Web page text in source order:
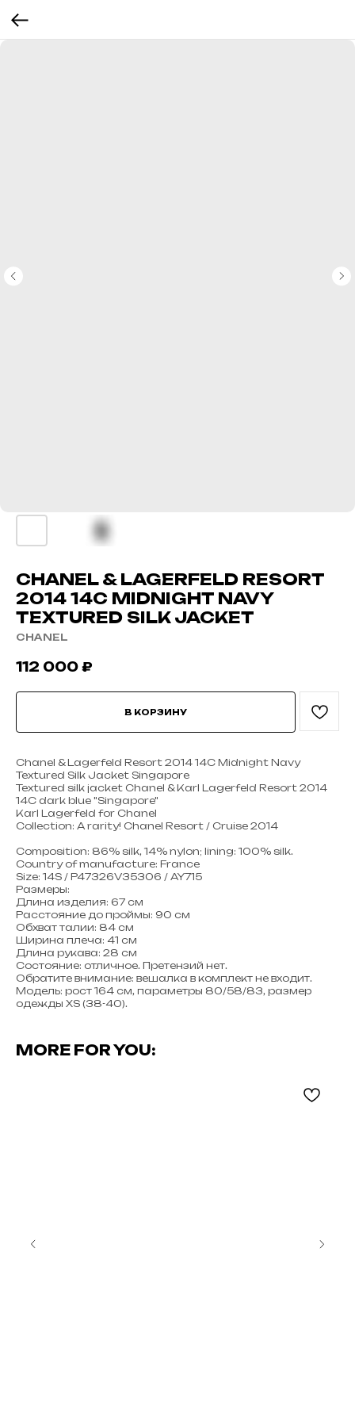
CHANEL & LAGERFELD RESORT
2014 14C MIDNIGHT NAVY
TEXTURED SILK JACKET
CHANEL
112 000 ₽
В КОРЗИНУ
Chanel & Lagerfeld Resort 2014 14C Midnight Navy
Textured Silk Jacket Singapore
Textured silk jacket Chanel & Karl Lagerfeld Resort 2014
14C dark blue "Singapore"
Karl Lagerfeld for Chanel
Collection: A rarity! Chanel Resort / Cruise 2014
Composition: 86% silk, 14% nylon; lining: 100% silk.
Country of manufacture: France
Size: 14S / P47326V35306 / AY715
Размеры:
Длина изделия: 67 см
Расстояние до проймы: 90 см
Обхват талии: 84 см
Ширина плеча: 41 см
Длина рукава: 28 см
Состояние: отличное. Претензий нет.
Обратите внимание: вешалка в комплект не входит.
Модель: рост 164 см, параметры 80/58/83, размер
одежды XS (38-40).
MORE FOR YOU: